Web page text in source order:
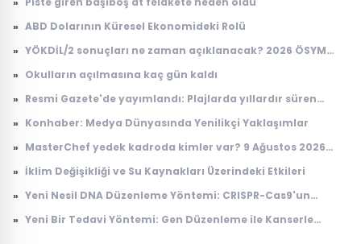
» ABD Dolarının Küresel Ekonomideki Rolü
» YÖKDİL/2 sonuçları ne zaman açıklanacak? 2026 ÖSYM
» Okulların açılmasına kaç gün kaldı
» Resmi Gazete'de yayımlandı: Plajlarda yıllardır süren
» Konhaber: Medya Dünyasında Yenilikçi Yaklaşımlar
» MasterChef yedek kadroda kimler var? 9 Ağustos 2026
MasterChef Türkiye 2026 ana kadro ve yedekler listesi
» İklim Değişikliği ve Su Kaynakları Üzerindeki Etkileri
» Yeni Nesil DNA Düzenleme Yöntemi: CRISPR-Cas9'un
» Yeni Bir Tedavi Yöntemi: Gen Düzenleme ile Kanserle